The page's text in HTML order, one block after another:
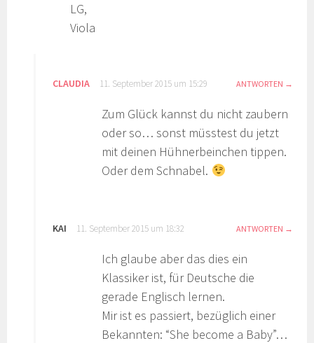
LG,
Viola
CLAUDIA 11. September 2015 um 15:29 ANTWORTEN
Zum Glück kannst du nicht zaubern
oder so… sonst müsstest du jetzt
mit deinen Hühnerbeinchen tippen.
Oder dem Schnabel.
KAI 11. September 2015 um 18:32 ANTWORTEN
Ich glaube aber das dies ein
Klassiker ist, für Deutsche die
gerade Englisch lernen.
Mir ist es passiert, bezüglich einer
Bekannten: “She become a Baby”…